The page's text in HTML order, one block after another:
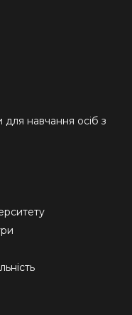
для навчання осіб з